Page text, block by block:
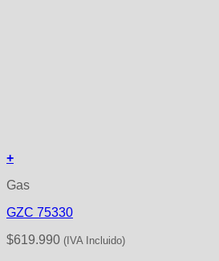
+
Gas
GZC 75330
$619.990 (IVA Incluido)